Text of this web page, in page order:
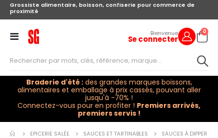
Grossiste alimentaire, boisson, confiserie pour commerce de
proximité
Toggle
Bienvenue
Se connecter Cart
0
Braderie d'été :des grandes marques boissons,
alimentaires et emballage à prix cassés, pouvant aller
jusqu'à -70% !
Connectez-vous pour en profiter ! Premiers arrivés,
premiers servis !
EPICERIE SALÉE SAUCES ET TARTINABLES SAUCES À DIPPER